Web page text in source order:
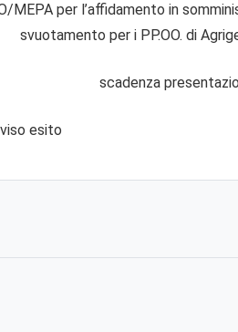
MEPA per l’affidamento in
svuotamento per i PP.OO. di
scadenza
esito